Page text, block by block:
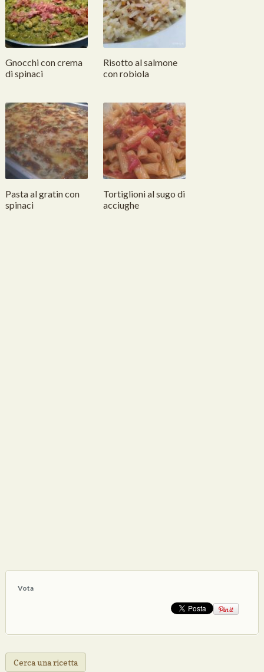
Gnocchi con crema
di spinaci
Risotto al salmone
con robiola
Pasta al gratin con
spinaci
Tortiglioni al sugo di
acciughe
Vota
Cerca una ricetta